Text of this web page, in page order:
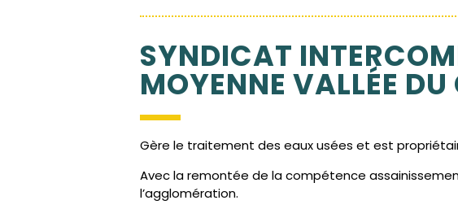
SYNDICAT
MOYENNE VALLÉE
Gère le traitement des eaux usées et est
Avec la remontée de la compétence
l’agglomération.